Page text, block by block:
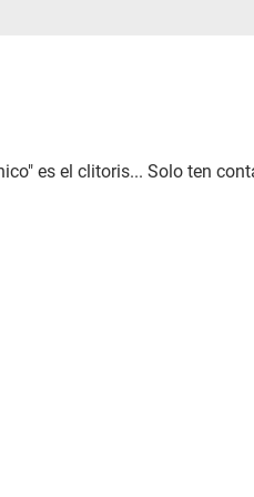
es el clitoris... Solo ten